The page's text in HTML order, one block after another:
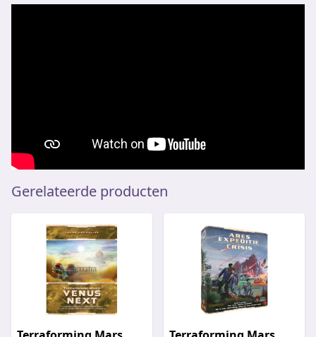
Gerelateerde producten